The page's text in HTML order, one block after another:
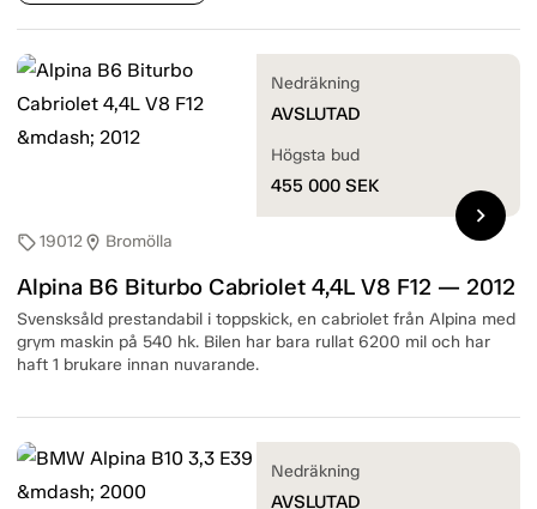
sell19012location_on Bromölla
Alpina B6 Biturbo Cabriolet 4,4L V8 F12 — 2012
Svensksåld prestandabil i toppskick, en cabriolet från Alpina med
grym maskin på 540 hk. Bilen har bara rullat 6200 mil och har
haft 1 brukare innan nuvarande.
Nedräkning
AVSLUTAD
Högsta bud
455 000 SEK
chevron_right
Nedräkning
AVSLUTAD